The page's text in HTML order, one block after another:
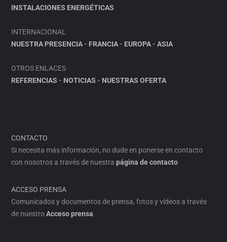
INSTALACIONES ENERGÉTICAS
INTERNACIONAL
NUESTRA PRESENCIA- FRANCIA- EUROPA-ASIA
OTROS ENLACES
REFERENCIAS - NOTICIAS - NUESTRAS OFERTA
CONTACTO
Si necesita más información, no dude en ponerse en contacto
con nosotros a través de nuestrapágina de contacto
ACCESO PRENSA
Comunicados y documentos de prensa, fotos y vídeos a través
de nuestroAcceso prensa